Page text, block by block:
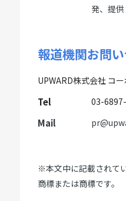
発、提供
報道機関お問
UPWARD株式会社 コ
Tel 03-
Mail
※本文中に記載されて
商標または商標です。